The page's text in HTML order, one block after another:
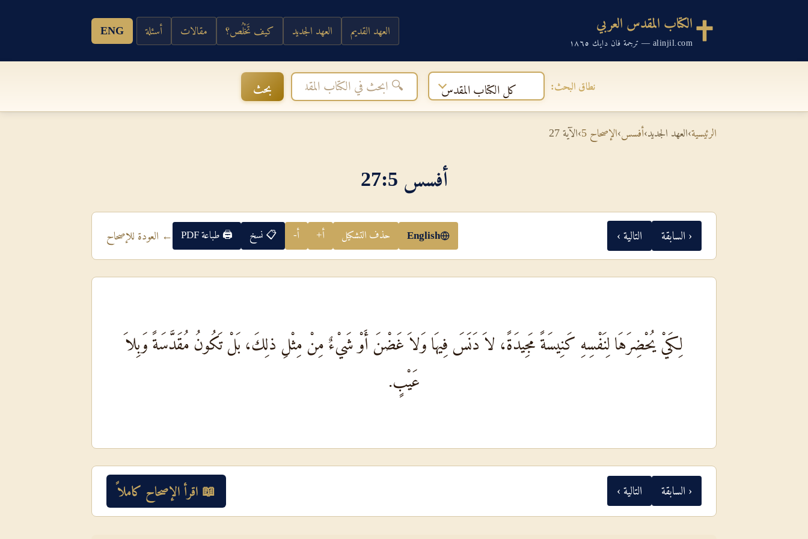
الكتاب المقدس العربي
alinjil.com — ترجمة فان دايك ١٨٦٥
العهد القديم العهد الجديد كيف تَخْلُص؟ مقالات أسئلة ENG
نطاق البحث: كل الكتاب المقدس بحث
الرئيسية›العهد الجديد›أفسس›الإصحاح 5 ›الآية 27
أفسس 5‏:‏27
‹ السابقة التالية › English حذف التشكيل أ+ أ- 📋 نسخ 🖨 طباعة PDF ← العودة للإصحاح
لِكَيْ يُحْضِرَهَا لِنَفْسِهِ كَنِيسَةً مَجِيدَةً، لاَ دَنَسَ فِيهَا وَلاَ غَضْنَ أَوْ شَيْءٌ مِنْ مِثْلِ ذلِكَ، بَلْ تَكُونُ مُقَدَّسَةً وَبِلاَ
عَيْبٍ.
‹ السابقة التالية › 📖 اقرأ الإصحاح كاملاً